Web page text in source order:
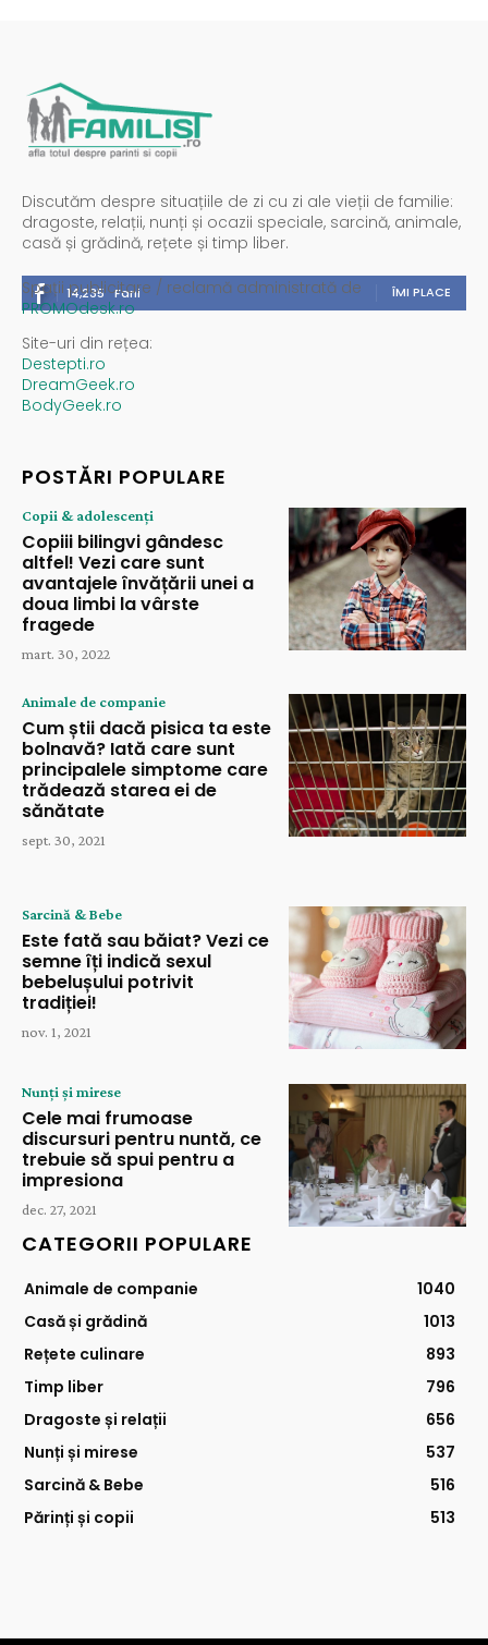
Discutăm despre situațiile de zi cu zi ale vieții de familie:
dragoste, relații, nunți și ocazii speciale, sarcină, animale,
casă și grădină, rețete și timp liber.
14,235 Fani ÎMI PLACE
Spații publicitare / reclamă administrată de
PROMOdesk.ro
Site-uri din rețea:
Destepti.ro
DreamGeek.ro
BodyGeek.ro
POSTĂRI POPULARE
Copii & adolescenți
Copiii bilingvi gândesc
altfel! Vezi care sunt
avantajele învățării unei a
doua limbi la vârste
fragede
mart. 30, 2022
Animale de companie
Cum știi dacă pisica ta este
bolnavă? Iată care sunt
principalele simptome care
trădează starea ei de
sănătate
sept. 30, 2021
Sarcină & Bebe
Este fată sau băiat? Vezi ce
semne îți indică sexul
bebelușului potrivit
tradiției!
nov. 1, 2021
Nunți și mirese
Cele mai frumoase
discursuri pentru nuntă, ce
trebuie să spui pentru a
impresiona
dec. 27, 2021
CATEGORII POPULARE
Animale de companie
1040
Casă și grădină
1013
Rețete culinare
893
Timp liber
796
Dragoste și relații
656
Nunți și mirese
537
Sarcină & Bebe
516
Părinți și copii
513